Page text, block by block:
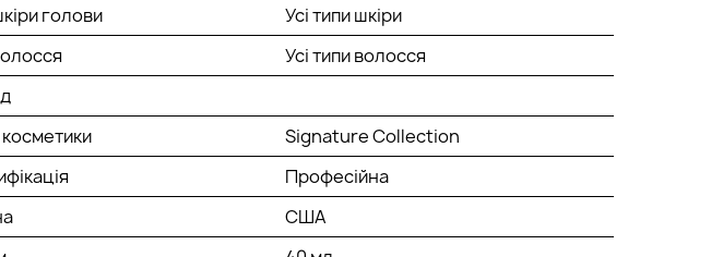
голови
Усі типи шкіри
Усі типи волосся
косметики
Signature Collection
Професійна
США